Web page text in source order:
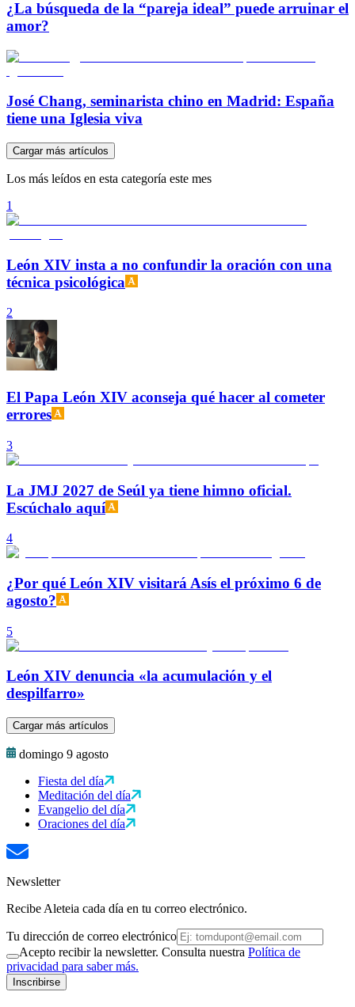
¿La búsqueda de la “pareja ideal” puede arruinar el
amor?
José Chang, seminarista chino en Madrid: España
tiene una Iglesia viva
Cargar más artículos
Los más leídos en esta categoría este mes
1
León XIV insta a no confundir la oración con una
técnica psicológica
2
El Papa León XIV aconseja qué hacer al cometer
errores
3
La JMJ 2027 de Seúl ya tiene himno oficial.
Escúchalo aquí
4
¿Por qué León XIV visitará Asís el próximo 6 de
agosto?
5
León XIV denuncia «la acumulación y el
despilfarro»
Cargar más artículos
domingo 9 agosto
Fiesta del día
Meditación del día
Evangelio del día
Oraciones del día
Newsletter
Recibe Aleteia cada día en tu correo electrónico.
Tu dirección de correo electrónico
Acepto recibir la newsletter. Consulta nuestra Política de
privacidad para saber más.
Inscribirse